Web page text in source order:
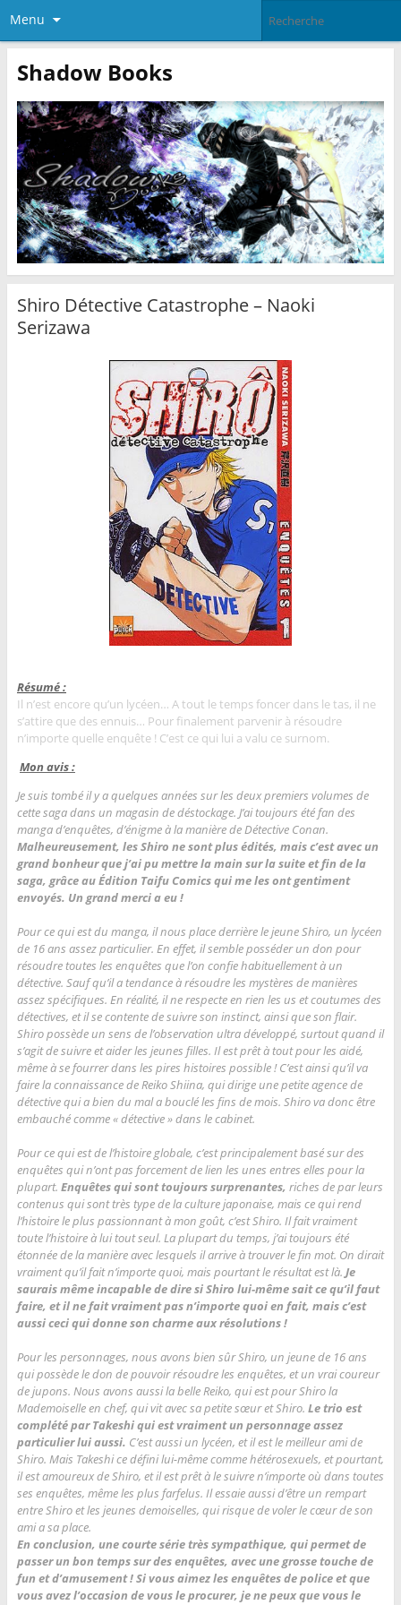
Menu
Shadow Books
Shiro Détective Catastrophe – Naoki
Serizawa
Résumé :
Il n’est encore qu’un lycéen… A tout le temps foncer dans le tas, il ne
s’attire que des ennuis… Pour finalement parvenir à résoudre
n’importe quelle enquête ! C’est ce qui lui a valu ce surnom.
Mon avis :
Je suis tombé il y a quelques années sur les deux premiers volumes de
cette saga dans un magasin de déstockage. J’ai toujours été fan des
manga d’enquêtes, d’énigme à la manière de Détective Conan.
Malheureusement, les Shiro ne sont plus édités, mais c’est avec un
grand bonheur que j’ai pu mettre la main sur la suite et fin de la
saga, grâce au Édition Taifu Comics qui me les ont gentiment
envoyés. Un grand merci a eu !
Pour ce qui est du manga, il nous place derrière le jeune Shiro, un lycéen
de 16 ans assez particulier. En effet, il semble posséder un don pour
résoudre toutes les enquêtes que l’on confie habituellement à un
détective. Sauf qu’il a tendance à résoudre les mystères de manières
assez spécifiques. En réalité, il ne respecte en rien les us et coutumes des
détectives, et il se contente de suivre son instinct, ainsi que son flair.
Shiro possède un sens de l’observation ultra développé, surtout quand il
s’agit de suivre et aider les jeunes filles. Il est prêt à tout pour les aidé,
même à se fourrer dans les pires histoires possible ! C’est ainsi qu’il va
faire la connaissance de Reiko Shiina, qui dirige une petite agence de
détective qui a bien du mal a bouclé les fins de mois. Shiro va donc être
embauché comme « détective » dans le cabinet.
Pour ce qui est de l’histoire globale, c’est principalement basé sur des
enquêtes qui n’ont pas forcement de lien les unes entres elles pour la
plupart. Enquêtes qui sont toujours surprenantes, riches de par leurs
contenus qui sont très type de la culture japonaise, mais ce qui rend
l’histoire le plus passionnant à mon goût, c’est Shiro. Il fait vraiment
toute l’histoire à lui tout seul. La plupart du temps, j’ai toujours été
étonnée de la manière avec lesquels il arrive à trouver le fin mot. On dirait
vraiment qu’il fait n’importe quoi, mais pourtant le résultat est là. Je
saurais même incapable de dire si Shiro lui-même sait ce qu’il faut
faire, et il ne fait vraiment pas n’importe quoi en fait, mais c’est
aussi ceci qui donne son charme aux résolutions !
Pour les personnages, nous avons bien sûr Shiro, un jeune de 16 ans
qui possède le don de pouvoir résoudre les enquêtes, et un vrai coureur
de jupons. Nous avons aussi la belle Reiko, qui est pour Shiro la
Mademoiselle en chef, qui vit avec sa petite sœur et Shiro. Le trio est
complété par Takeshi qui est vraiment un personnage assez
particulier lui aussi. C’est aussi un lycéen, et il est le meilleur ami de
Shiro. Mais Takeshi ce défini lui-même comme hétérosexuels, et pourtant,
il est amoureux de Shiro, et il est prêt à le suivre n’importe où dans toutes
ses enquêtes, même les plus farfelus. Il essaie aussi d’être un rempart
entre Shiro et les jeunes demoiselles, qui risque de voler le cœur de son
ami a sa place.
En conclusion, une courte série très sympathique, qui permet de
passer un bon temps sur des enquêtes, avec une grosse touche de
fun et d’amusement ! Si vous aimez les enquêtes de police et que
vous avez l’occasion de vous le procurer, je ne peux que vous le